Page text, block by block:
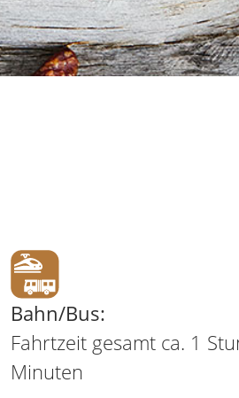
Bahn/Bus:
Fahrtzeit gesamt ca. 1
Minuten